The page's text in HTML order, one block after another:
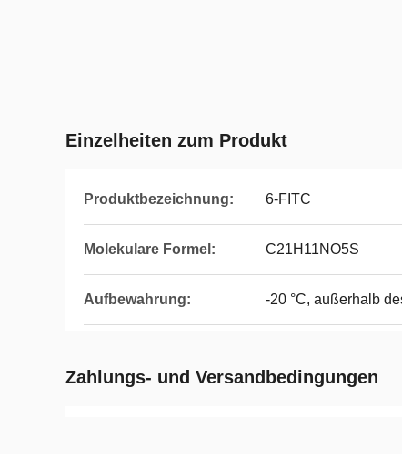
Einzelheiten zum Produkt
Produktbezeichnung: 6-FITC
Molekulare Formel: C21H11NO5S
Aufbewahrung: -20 °C, außerhalb
Zahlungs- und Versandbedingungen